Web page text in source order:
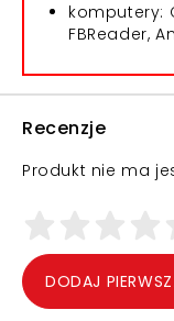
komputery:
FBReader,
Recenzje
Produkt nie ma
DODAJ